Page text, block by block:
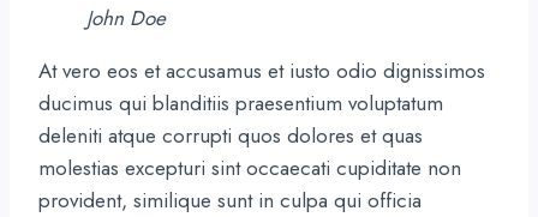
John Doe
At vero eos et accusamus et iusto odio dignissimos
ducimus qui blanditiis praesentium voluptatum
deleniti atque corrupti quos dolores et quas
molestias excepturi sint occaecati cupiditate non
provident, similique sunt in culpa qui officia